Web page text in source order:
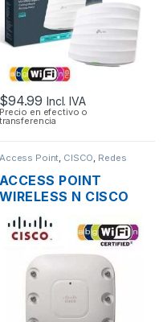
MONTAJE EN
TECHO
$94.99 Incl. IVA
Precio en efectivo o
transferencia
Access Point CISCO Redes
ACCESS POINT
WIRELESS N CISCO
AIRONET AIR-
AP1262N-A-K9 DUAL
BAND 600MBPS
GIGABIT SOPORTE
POE